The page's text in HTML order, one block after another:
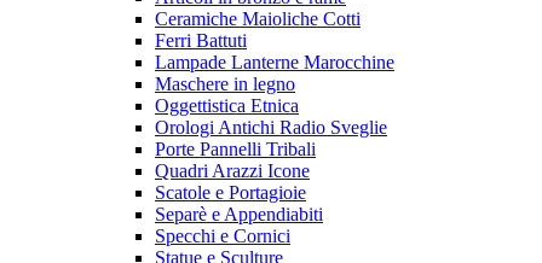
Ceramiche Maioliche Cotti
Ferri Battuti
Lampade Lanterne Marocchine
Maschere in legno
Oggettistica Etnica
Orologi Antichi Radio Sveglie
Porte Pannelli Tribali
Quadri Arazzi Icone
Scatole e Portagioie
Separè e Appendiabiti
Specchi e Cornici
Statue e Sculture